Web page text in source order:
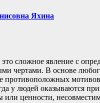
Яхина
сложное явление с
чертами. В основе
противоположных
у людей оказываются
или ценности,